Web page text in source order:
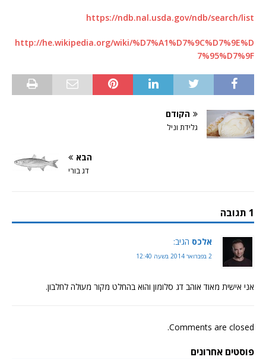
https://ndb.nal.usda.gov/ndb/search/list
http://he.wikipedia.org/wiki/%D7%A1%D7%9C%D7%9E%D
7%95%D7%9F
הקודם
גלידת וניל
הבא
דג בורי
1 תגובה
אלכס הגיב:
2 בפברואר 2014 בשעה 12:40
אני אישית מאוד אוהב דג סלומון והוא בהחלט מקור מעולה לחלבון.
Comments are closed.
פוסטים אחרונים